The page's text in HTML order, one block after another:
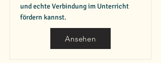
und echte Verbindung im Unterricht
fördern kannst.
Ansehen